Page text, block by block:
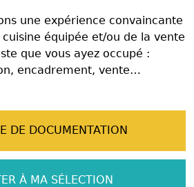
une expérience convaincante
cuisine équipée et/ou de la vente
que vous ayez occupé :
encadrement, vente…
DE DOCUMENTATION
À MA SÉLECTION